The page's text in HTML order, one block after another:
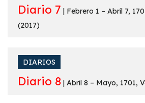
Diario 7 | Febrero 1 – Abril 7,
(2017)
DIARIOS
Diario 8 | Abril 8 – Mayo, 1701,